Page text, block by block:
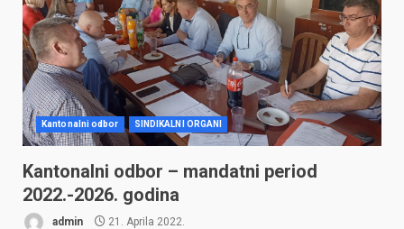
Kantonalni odbor SINDIKALNI ORGANI
Kantonalni odbor – mandatni period
2022.-2026. godina
admin 21. Aprila 2022.